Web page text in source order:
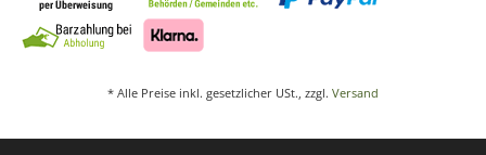
* Alle Preise inkl. gesetzlicher USt., zzgl. Versand